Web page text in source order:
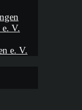
V.
e. V.